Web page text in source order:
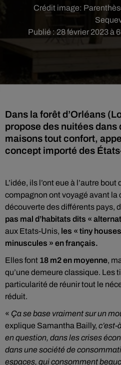
Publié : 28 février 2023 à
Crédit image:
Dans la forêt d’Orléans
propose des nuitées
maisons tout confort,
concept importé des
L’idée, ils l’ont eue à l’autre
compagnon ont voyagé avant la
découverte des différents pays,
pas mal d’habitats dits «
aux Etats-Unis, les « tiny
minuscules » en français.
Elles font 18 m2 en moyenne,
qu’une demeure classique. Les
particularité de réunir tout le
réduit.
« Ça se base vraiment sur un
explique Samantha Bailly,
en question, dans les crises
dans une société de
espaces, qui consomment